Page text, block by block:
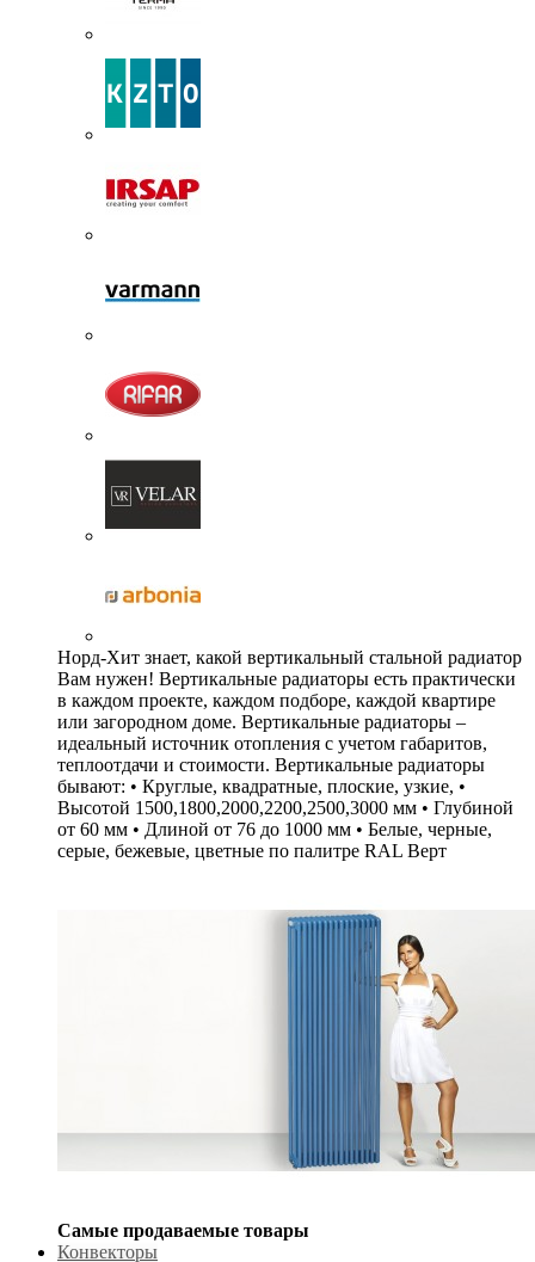
Норд-Хит знает, какой вертикальный стальной радиатор
Вам нужен! Вертикальные радиаторы есть практически
в каждом проекте, каждом подборе, каждой квартире
или загородном доме. Вертикальные радиаторы –
идеальный источник отопления с учетом габаритов,
теплоотдачи и стоимости. Вертикальные радиаторы
бывают: • Круглые, квадратные, плоские, узкие, •
Высотой 1500,1800,2000,2200,2500,3000 мм • Глубиной
от 60 мм • Длиной от 76 до 1000 мм • Белые, черные,
серые, бежевые, цветные по палитре RAL Верт
Самые продаваемые товары
Конвекторы